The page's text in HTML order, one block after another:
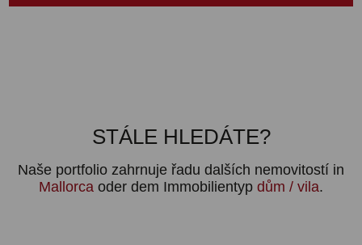
STÁLE HLEDÁTE?
Naše portfolio zahrnuje řadu dalších nemovitostí in
Mallorca oder dem Immobilientyp dům / vila.